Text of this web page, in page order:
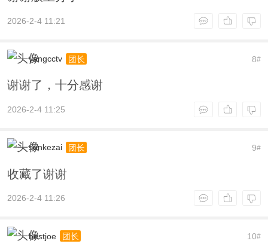
2026-2-4 11:21
8#
yangcctv 团长
谢谢了，十分感谢
2026-2-4 11:25
9#
sunkezai 团长
收藏了谢谢
2026-2-4 11:26
10#
bestjoe 团长